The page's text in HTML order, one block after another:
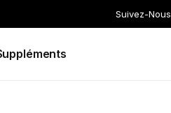
Suivez-Nous